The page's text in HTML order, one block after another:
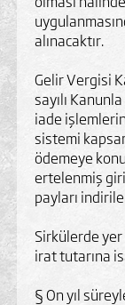
alınacaktır.
Gelir Vergisi
sayılı
iade
sistemi
ödemeye
ertelenmiş
payları
Sirkülerde
irat tutarına
§ On yıl